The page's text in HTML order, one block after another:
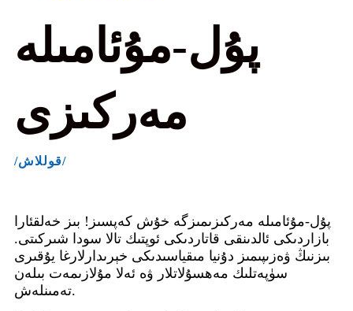
پۇل-مۇئامىلە
مەركىزى
/قوللاش/
پۇل-مۇئامىلە مەركىزىمىزگە خۇش كەپسىز! بىز خەلقئارا
بازاردىكى ئالدىنقى قاتاردىكى ئوپتىك تالا سودا شىركىتى.
بىزنىڭ ۋەزىپىمىز دۇنيا مىقياسىدىكى خېرىدارلارغا يۇقىرى
سۈپەتلىك مەھسۇلاتلار ۋە ئەلا مۇلازىمەت بىلەن
تەمىنلەش.